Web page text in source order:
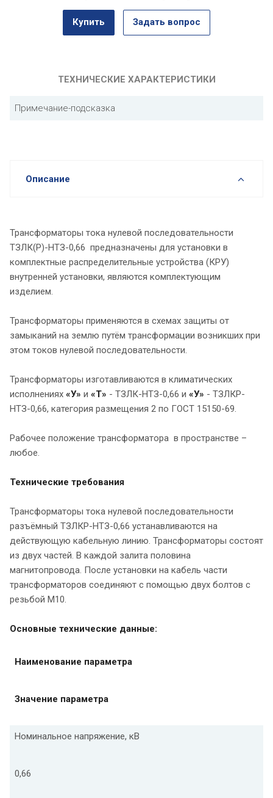
Купить Задать вопрос
ТЕХНИЧЕСКИЕ ХАРАКТЕРИСТИКИ
Примечание-подсказка
Описание
Трансформаторы тока нулевой последовательности
ТЗЛК(Р)-НТЗ-0,66 предназначены для установки в
комплектные распределительные устройства (КРУ)
внутренней установки, являются комплектующим
изделием.
Трансформаторы применяются в схемах защиты от
замыканий на землю путём трансформации возникших при
этом токов нулевой последовательности.
Трансформаторы изготавливаются в климатических
исполнениях «У» и «Т» - ТЗЛК-НТЗ-0,66 и «У» - ТЗЛКР-
НТЗ-0,66, категория размещения 2 по ГОСТ 15150-69.
Рабочее положение трансформатора в пространстве –
любое.
Технические требования
Трансформаторы тока нулевой последовательности
разъёмный ТЗЛКР-НТЗ-0,66 устанавливаются на
действующую кабельную линию. Трансформаторы состоят
из двух частей. В каждой залита половина
магнитопровода. После установки на кабель части
трансформаторов соединяют с помощью двух болтов с
резьбой М10.
Основные технические данные:
Наименование параметра
Значение параметра
Номинальное напряжение, кВ
0,66